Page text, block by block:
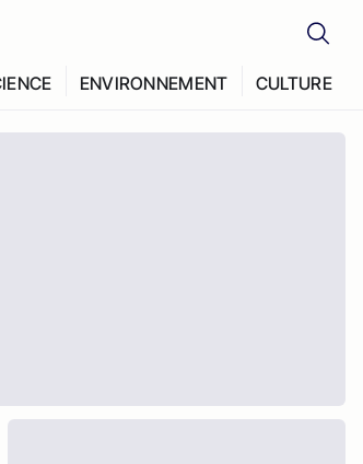
ENVIRONNEMENT CULTURE